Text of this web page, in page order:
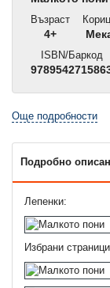
Възраст
4+
ISBN/Баркод
Още подробности
Подробно
Лепенки:
Избрани